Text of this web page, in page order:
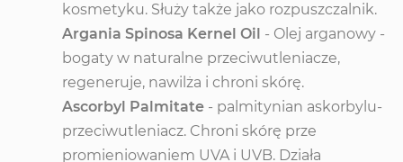
kosmetyku. Służy także jako rozpuszczalnik.
Argania Spinosa Kernel Oil - Olej arganowy -
bogaty w naturalne przeciwutleniacze,
regeneruje, nawilża i chroni skórę.
Ascorbyl Palmitate - palmitynian askorbylu-
przeciwutleniacz. Chroni skórę prze
promieniowaniem UVA i UVB. Działa